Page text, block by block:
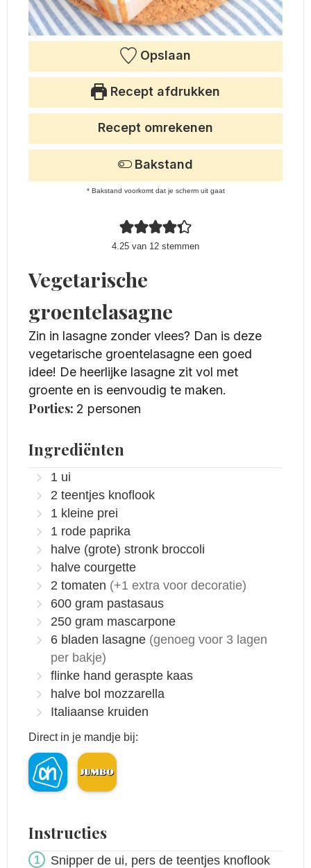
Opslaan
Recept afdrukken
4.25 van 12 stemmen
Recept omrekenen
Bakstand
* Bakstand voorkomt dat je scherm uit gaat
Vegetarische
groentelasagne
Zin in lasagne zonder vlees? Dan is deze
vegetarische groentelasagne een goed
idee! De heerlijke lasagne zit vol met
groente en is eenvoudig te maken.
Porties: 2 personen
Ingrediënten
1 ui
2 teentjes knoflook
1 kleine prei
1 rode paprika
halve (grote) stronk broccoli
halve courgette
2 tomaten (+1 extra voor decoratie)
600 gram pastasaus
250 gram mascarpone
6 bladen lasagne (genoeg voor 3 lagen
per bakje)
flinke hand geraspte kaas
halve bol mozzarella
Italiaanse kruiden
Direct in je mandje bij:
Instructies
Snipper de ui, pers de teentjes knoflook